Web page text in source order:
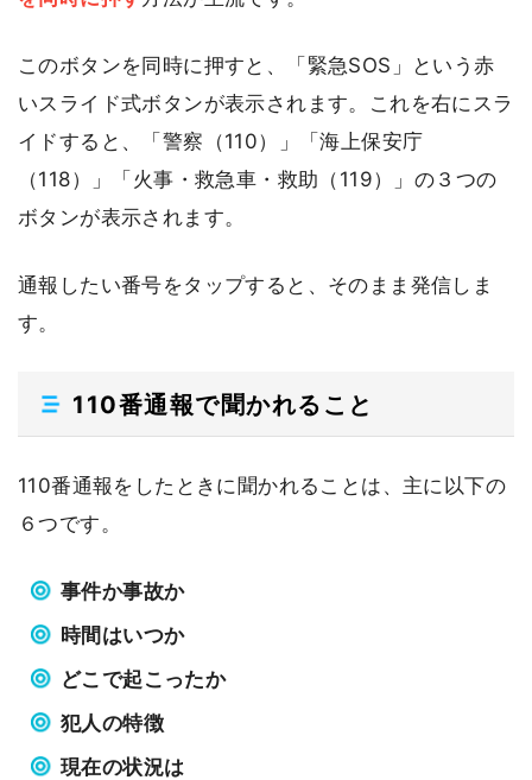
このボタンを同時に押すと、「緊急SOS」という赤
いスライド式ボタンが表示されます。これを右にスラ
イドすると、「警察（110）」「海上保安庁
（118）」「火事・救急車・救助（119）」の３つの
ボタンが表示されます。
通報したい番号をタップすると、そのまま発信しま
す。
110番通報で聞かれること
110番通報をしたときに聞かれることは、主に以下の
６つです。
事件か事故か
時間はいつか
どこで起こったか
犯人の特徴
現在の状況は